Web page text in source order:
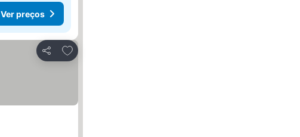
Ver preços
Partilhar
Adicionar aos favoritos